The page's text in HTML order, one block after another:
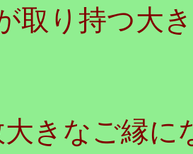
取り持つ大
きなご縁に